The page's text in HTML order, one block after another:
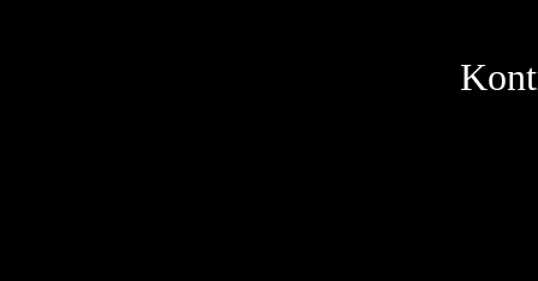
Kontrola